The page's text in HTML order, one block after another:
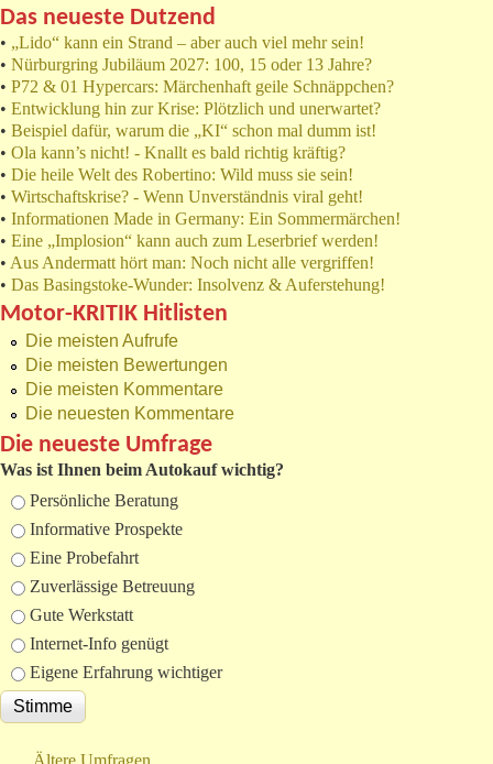
Das neueste Dutzend
• „Lido“ kann ein Strand – aber auch viel mehr sein!
• Nürburgring Jubiläum 2027: 100, 15 oder 13 Jahre?
• P72 & 01 Hypercars: Märchenhaft geile Schnäppchen?
• Entwicklung hin zur Krise: Plötzlich und unerwartet?
• Beispiel dafür, warum die „KI“ schon mal dumm ist!
• Ola kann’s nicht! - Knallt es bald richtig kräftig?
• Die heile Welt des Robertino: Wild muss sie sein!
• Wirtschaftskrise? - Wenn Unverständnis viral geht!
• Informationen Made in Germany: Ein Sommermärchen!
• Eine „Implosion“ kann auch zum Leserbrief werden!
• Aus Andermatt hört man: Noch nicht alle vergriffen!
• Das Basingstoke-Wunder: Insolvenz & Auferstehung!
Motor-KRITIK Hitlisten
Die meisten Aufrufe
Die meisten Bewertungen
Die meisten Kommentare
Die neuesten Kommentare
Die neueste Umfrage
Was ist Ihnen beim Autokauf wichtig?
Auswahlmöglichkeiten
Persönliche Beratung
Informative Prospekte
Eine Probefahrt
Zuverlässige Betreuung
Gute Werkstatt
Internet-Info genügt
Eigene Erfahrung wichtiger